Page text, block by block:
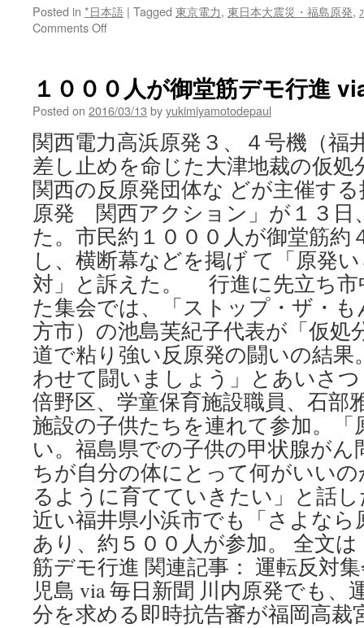
Posted in *日本語 | Tagged 東京電力, 東日本大震災・福島原発,
Comments Offon
故、
誰
行
く
の
か
福
島
第
一、
水
素
爆
発
か
ら
５
年
via
朝
日
新
聞
１０００人が御堂筋デモ行進
Posted on 2016/03/13 byyukimiyamotodepaul
関西電力高浜原発３、４号機（福
差し止めを命じた大津地裁の仮
関西の反原発団体な どが主催す
原発 関西アクション」が１３日
た。市民約１０００人が御堂筋約
し、横断幕などを掲げ て「原発
対」と訴えた。 行進に先立ち市
た集会では、「ストップ・ザ・
方市）の池島芙紀子代表が「仮処
道で粘り強い反原発の闘いの結
わせて闘いましょう」とあいさ
倍野区、学童保育施設職員、石部
施設の子供たちを連れて参加。
い。福島県での子供の甲状腺が
ちが自分の体にとって何がいい
るように育てていきたい」と話
近い福井県小浜市でも「さよなら
あり、約５００人が参加。 全文
筋デモ行進 関連記事： 運転反対
児島 via 毎日新聞 川内原発でも、
分を求める即時抗告審が福岡高裁